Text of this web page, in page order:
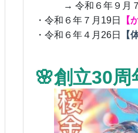
→ 令和６年９月７
・令和６年７月19日
【
・令和６年４月26日
【
🌸創立30